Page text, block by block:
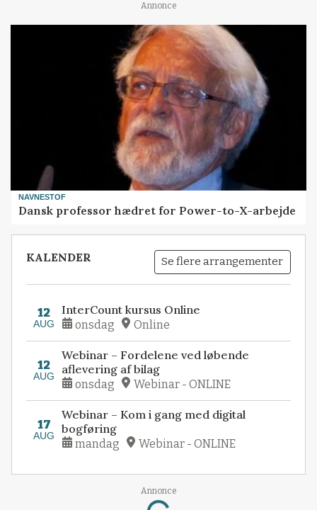
Annonce
NAVNESTOF
Dansk professor hædret for Power-to-X-arbejde
KALENDER Se flere arrangementer
12
AUG
InterCount kursus Online
onsdag Online
12
AUG
Webinar – Fordelene ved løbende
aflevering af bilag
onsdag Webinar - ONLINE
17
AUG
Webinar – Kom i gang med digital
bogføring
mandag Webinar - ONLINE
Annonce